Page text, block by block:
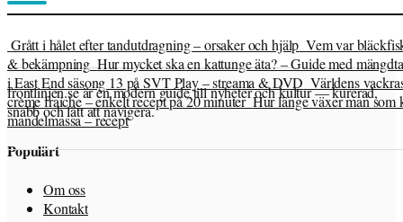
Grått i hålet efter tandutdragning – orsaker och hjälp Vem var
& bekämpning Hur mycket ska en kattunge äta? – Guide med
i East End säsong 13 på SVT Play – streama & DVD Världens
crème fraiche – enkelt recept på 20 minuter Hur länge växer man
mandelmassa – recept
frontlinjen.se är en modern guide till nyheter och kultur — kurerad,
snabb och lätt att navigera.
Populärt
Om oss
Kontakt